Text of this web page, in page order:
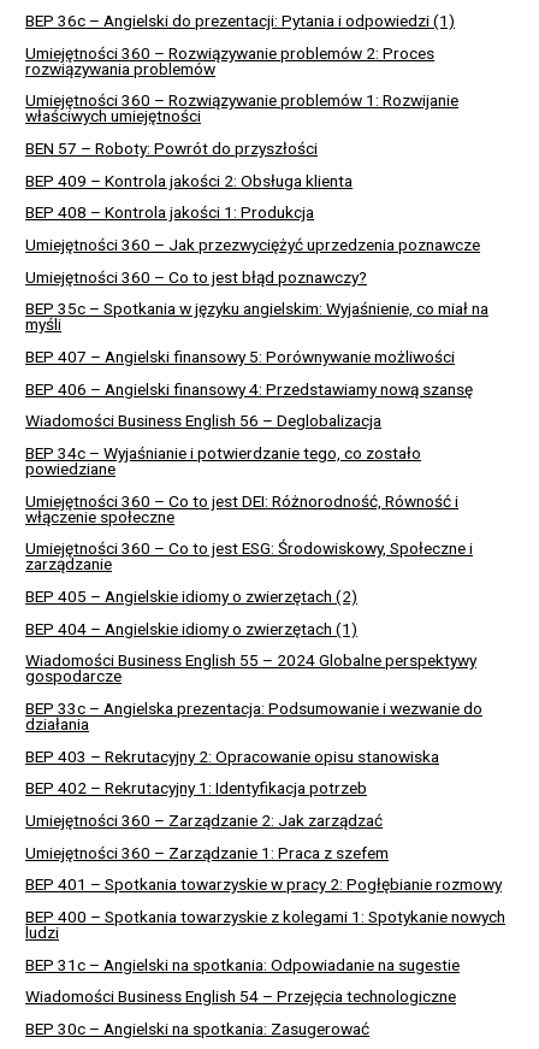
BEP 36c – Angielski do prezentacji: Pytania i odpowiedzi (1)
Umiejętności 360 – Rozwiązywanie problemów 2: Proces
rozwiązywania problemów
Umiejętności 360 – Rozwiązywanie problemów 1: Rozwijanie
właściwych umiejętności
BEN 57 – Roboty: Powrót do przyszłości
BEP 409 – Kontrola jakości 2: Obsługa klienta
BEP 408 – Kontrola jakości 1: Produkcja
Umiejętności 360 – Jak przezwyciężyć uprzedzenia poznawcze
Umiejętności 360 – Co to jest błąd poznawczy?
BEP 35c – Spotkania w języku angielskim: Wyjaśnienie, co miał na
myśli
BEP 407 – Angielski finansowy 5: Porównywanie możliwości
BEP 406 – Angielski finansowy 4: Przedstawiamy nową szansę
Wiadomości Business English 56 – Deglobalizacja
BEP 34c – Wyjaśnianie i potwierdzanie tego, co zostało
powiedziane
Umiejętności 360 – Co to jest DEI: Różnorodność, Równość i
włączenie społeczne
Umiejętności 360 – Co to jest ESG: Środowiskowy, Społeczne i
zarządzanie
BEP 405 – Angielskie idiomy o zwierzętach (2)
BEP 404 – Angielskie idiomy o zwierzętach (1)
Wiadomości Business English 55 – 2024 Globalne perspektywy
gospodarcze
BEP 33c – Angielska prezentacja: Podsumowanie i wezwanie do
działania
BEP 403 – Rekrutacyjny 2: Opracowanie opisu stanowiska
BEP 402 – Rekrutacyjny 1: Identyfikacja potrzeb
Umiejętności 360 – Zarządzanie 2: Jak zarządzać
Umiejętności 360 – Zarządzanie 1: Praca z szefem
BEP 401 – Spotkania towarzyskie w pracy 2: Pogłębianie rozmowy
BEP 400 – Spotkania towarzyskie z kolegami 1: Spotykanie nowych
ludzi
BEP 31c – Angielski na spotkania: Odpowiadanie na sugestie
Wiadomości Business English 54 – Przejęcia technologiczne
BEP 30c – Angielski na spotkania: Zasugerować